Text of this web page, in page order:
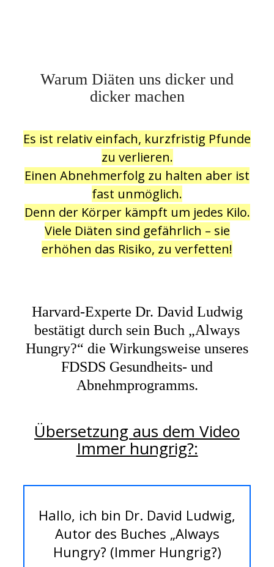
Warum Diäten uns dicker und
dicker machen
Es ist relativ einfach, kurzfristig Pfunde
zu verlieren.
Einen Abnehmerfolg zu halten aber ist
fast unmöglich.
Denn der Körper kämpft um jedes Kilo.
Viele Diäten sind gefährlich – sie
erhöhen das Risiko, zu verfetten!
Harvard-Experte Dr. David Ludwig
bestätigt durch sein Buch „Always
Hungry?“ die Wirkungsweise unseres
FDSDS Gesundheits- und
Abnehmprogramms.
Übersetzung aus dem Video
Immer hungrig?:
Hallo, ich bin Dr. David Ludwig,
Autor des Buches „Always
Hungry? (Immer Hungrig?)